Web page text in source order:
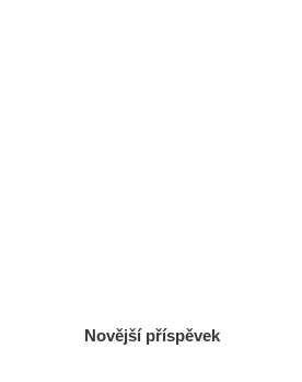
Novější příspěvek